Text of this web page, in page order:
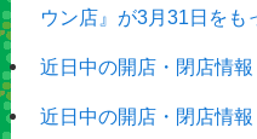
ウン店』が3月31日をも
近日中の開店・閉店情報
近日中の開店・閉店情報